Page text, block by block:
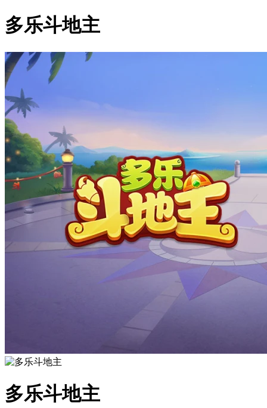
多乐斗地主
多乐斗地主